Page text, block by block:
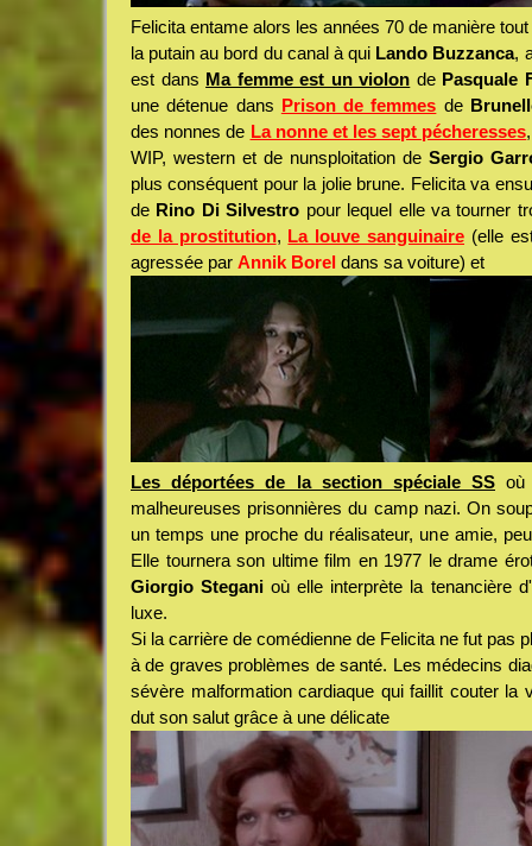
Felicita entame alors les années 70 de manière
la putain au bord du canal à qui Lando Buzzanca,
est dans Ma femme est un violon de Pasquale
une détenue dans Prison de femmes de
des nonnes de La nonne et les sept pécheresses
WIP, western et de nunsploitation de Sergio
plus conséquent pour la jolie brune. Felicita va
de Rino Di Silvestro pour lequel elle va tourner
de la prostitution, La louve sanguinaire (elle
agressée par Annik Borel dans sa voiture) et
Les déportées de la section spéciale SS où
malheureuses prisonnières du camp nazi. On
un temps une proche du réalisateur, une amie,
Elle tournera son ultime film en 1977 le drame
Giorgio Stegani où elle interprète la tenancière
luxe.
Si la carrière de comédienne de Felicita ne fut pas
à de graves problèmes de santé. Les médecins
sévère malformation cardiaque qui faillit couter la
dut son salut grâce à une délicate